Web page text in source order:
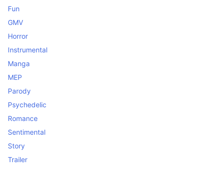
Fun
GMV
Horror
Instrumental
Manga
MEP
Parody
Psychedelic
Romance
Sentimental
Story
Trailer